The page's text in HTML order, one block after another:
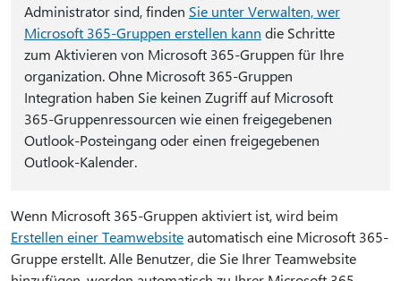
Administrator sind, finden Sie unter Verwalten, wer
Microsoft 365-Gruppen erstellen kann die Schritte
zum Aktivieren von Microsoft 365-Gruppen für Ihre
organization. Ohne Microsoft 365-Gruppen
Integration haben Sie keinen Zugriff auf Microsoft
365-Gruppenressourcen wie einen freigegebenen
Outlook-Posteingang oder einen freigegebenen
Outlook-Kalender.
Wenn Microsoft 365-Gruppen aktiviert ist, wird beim
Erstellen einer Teamwebsiteautomatisch eine Microsoft 365-
Gruppe erstellt. Alle Benutzer, die Sie Ihrer Teamwebsite